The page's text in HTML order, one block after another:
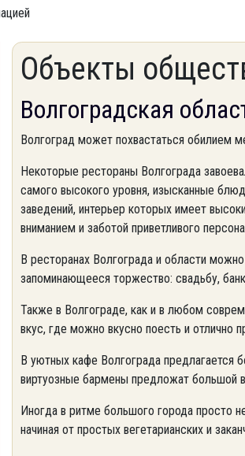
Объекты
Волгоградская
Волгоград может похвастаться обилием
Некоторые рестораны Волгограда
самого высокого уровня, изысканные
заведений, интерьер которых имеет
вниманием и заботой приветливого
В ресторанах Волгограда и области
запоминающееся торжество: свадьбу,
Также в Волгограде, как и в любом
вкус, где можно вкусно поесть и отлично
В уютных кафе Волгограда предлагается
виртуозные бармены предложат большой
Иногда в ритме большого города просто
начиная от простых вегетарианских и